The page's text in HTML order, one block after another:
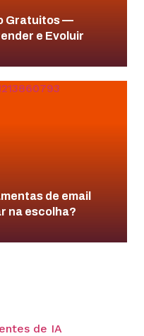
Gratuitos —
e Evoluir
de email
na escolha?